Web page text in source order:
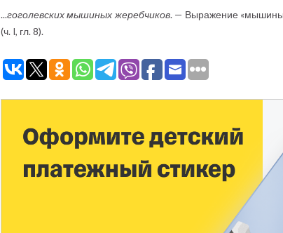
...гоголевских мышиных жеребчиков. — Выражение
(ч. I, гл. 8).